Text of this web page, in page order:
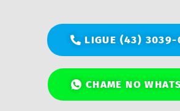
LIGUE (43) 3039-
CHAME NO